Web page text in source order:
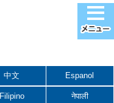
中文 Espanol
Filipino नेपाली